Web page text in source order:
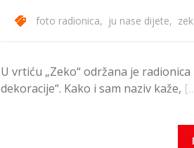
foto radionica, ju nase dijete,
U vrtiću „Zeko“ održana je
dekoracije“. Kako i sam naziv kaže,